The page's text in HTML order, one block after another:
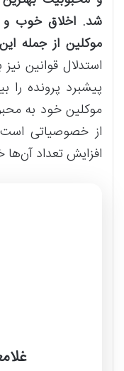
شد. اخلاق خوب و
موکلین از جمله
استدلال قوانین
پیشبرد پرونده را
موکلین خود به
از خصوصیاتی
افزایش تعداد